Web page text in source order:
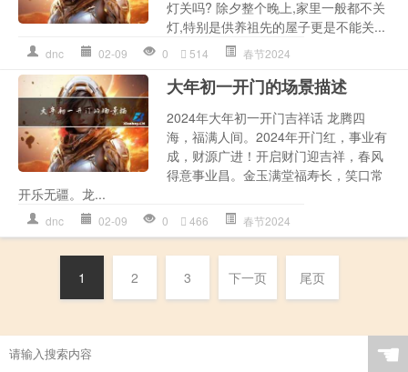
灯关吗? 除夕整个晚上,家里一般都不关
灯,特别是供养祖先的屋子更是不能关...
dnc 02-09 0 514 春节2024
大年初一开门的场景描述
2024年大年初一开门吉祥话 龙腾四
海，福满人间。2024年开门红，事业有
成，财源广进！开启财门迎吉祥，春风
得意事业昌。金玉满堂福寿长，笑口常
开乐无疆。龙...
dnc 02-09 0 466 春节2024
1 2 3 下一页 尾页
☚